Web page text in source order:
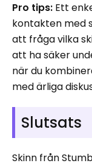
Pro tips: Ett
kontakten med
att fråga vilka
att ha säker
när du
med ärliga
Slutsats
Skinn från